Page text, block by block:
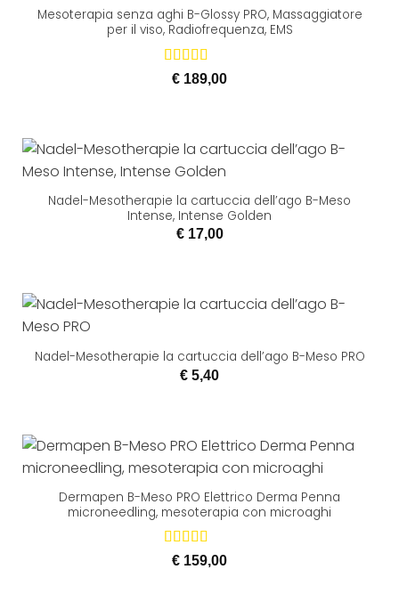
Mesoterapia senza aghi B-Glossy PRO, Massaggiatore
per il viso, Radiofrequenza, EMS
Valutato
su 5
€ 189,00
Nadel-Mesotherapie la cartuccia dell’ago B-Meso
Intense, Intense Golden
€17,00
Nadel-Mesotherapie la cartuccia dell’ago B-Meso PRO
€ 5,40
Dermapen B-Meso PRO Elettrico Derma Penna
microneedling, mesoterapia con microaghi
Valutato5
€ 159,00